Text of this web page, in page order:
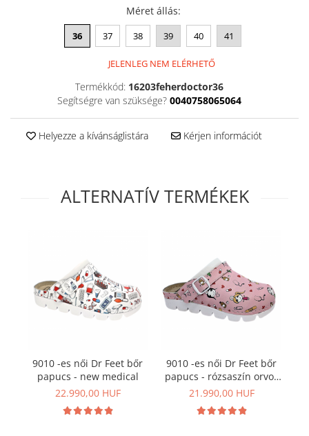
MUNKAVÉDELMI TANUSÍTVÁNNYAL
rendelkező termék
Méret állás:
36 37 38 39 40 41
JELENLEG NEM ELÉRHETŐ
Termékkód: 16203feherdoctor36
Segítségre van szüksége? 0040758065064
Helyezze a kívánságlistára Kérjen információt
ALTERNATÍV TERMÉKEK
9010 -es női Dr Feet bőr
papucs - new medical
22.990,00 HUF
9010 -es női Dr Feet bőr
papucs - rózsaszín orvos
mintás
21.990,00 HUF